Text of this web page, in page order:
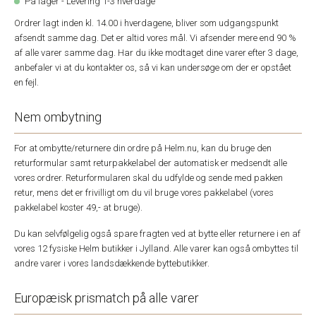
Ordrer lagt inden kl. 14.00 i hverdagene, bliver som udgangspunkt
afsendt samme dag. Det er altid vores mål. Vi afsender mere end 90 %
af alle varer samme dag. Har du ikke modtaget dine varer efter 3 dage,
anbefaler vi at du kontakter os, så vi kan undersøge om der er opstået
en fejl.
Nem ombytning
For at ombytte/returnere din ordre på Helm.nu, kan du bruge den
returformular samt returpakkelabel der automatisk er medsendt alle
vores ordrer. Returformularen skal du udfylde og sende med pakken
retur, mens det er frivilligt om du vil bruge vores pakkelabel (vores
pakkelabel koster 49,- at bruge).
Du kan selvfølgelig også spare fragten ved at bytte eller returnere i en af
vores 12 fysiske Helm butikker i Jylland. Alle varer kan også ombyttes til
andre varer i vores landsdækkende byttebutikker.
Europæisk prismatch på alle varer